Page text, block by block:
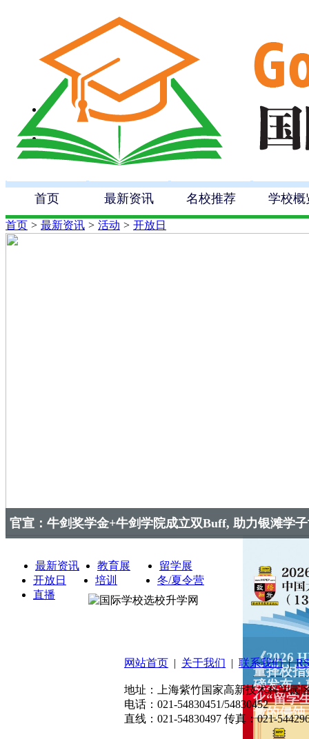
首页 最新资讯 名校推荐 学校概
首页 > 最新资讯 > 活动 > 开放日
官宣：牛剑奖学金+牛剑学院成立双Buff, 助力银滩学
《2026
量择校指
磅发布
化“留学
量的侵蚀
最新资讯 教育展
留学展
开放日
培训
冬/夏令营
直播
网站首页 | 关于我们 | 联系我们|
地址：上海紫竹国家高新技术科学园
电话：021-54830451/54830452
直线：021-54830497 传真：021-